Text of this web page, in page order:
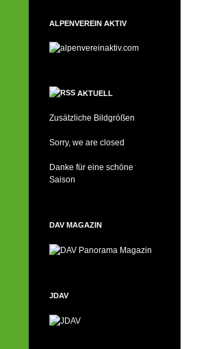
ALPENVEREIN AKTIV
AKTUELL
Zusätzliche Bildgrößen
Sorry, we are closed
Danke für eine schöne
Saison
DAV MAGAZIN
JDAV